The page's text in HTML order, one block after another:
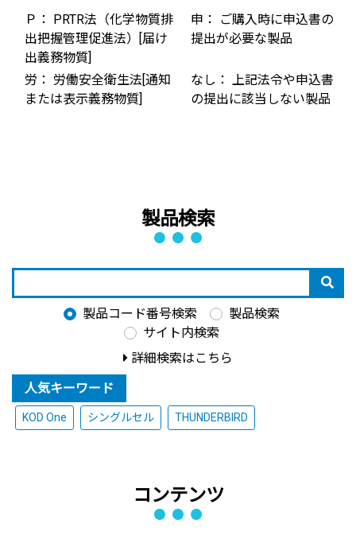
Ｐ： PRTR法（化学物質排
出把握管理促進法）[届け
出義務物質]
申： ご購入時に申込書の
提出が必要な製品
労： 労働安全衛生法[通知
または表示義務物質]
なし： 上記法令や申込書
の提出に該当しない製品
製品検索
製品コード番号検索
製品検索
サイト内検索
詳細検索はこちら
人気キーワード
KOD One シングルセル THUNDERBIRD
コンテンツ